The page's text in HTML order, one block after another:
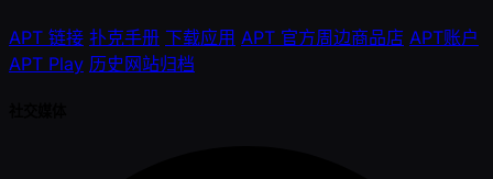
APT 链接 扑克手册 下载应用 APT 官方周边商品店 APT账户
APT Play 历史网站归档